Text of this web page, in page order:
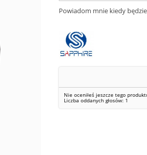
Powiadom mnie kiedy
Nie oceniłeś jeszcze tego
Liczba oddanych głosów: 1